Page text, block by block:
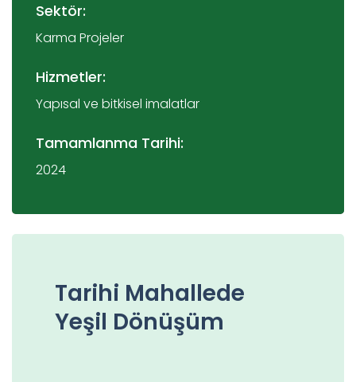
Sektör:
Karma Projeler
Hizmetler:
Yapısal ve bitkisel imalatlar
Tamamlanma Tarihi:
2024
Tarihi Mahallede
Yeşil Dönüşüm